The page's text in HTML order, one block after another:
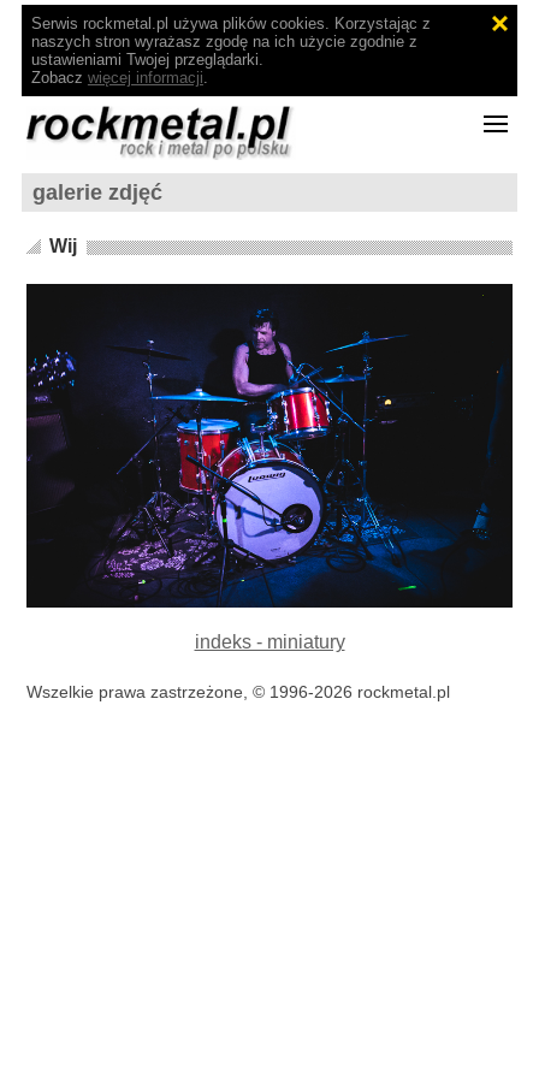
Serwis rockmetal.pl używa plików cookies. Korzystając z
naszych stron wyrażasz zgodę na ich użycie zgodnie z
ustawieniami Twojej przeglądarki.
Zobacz więcej informacji.
galerie zdjęć
Wij
indeks - miniatury
Wszelkie prawa zastrzeżone, © 1996-2026 rockmetal.pl